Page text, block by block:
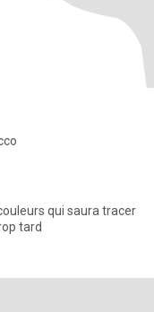
qui saura tracer
tard